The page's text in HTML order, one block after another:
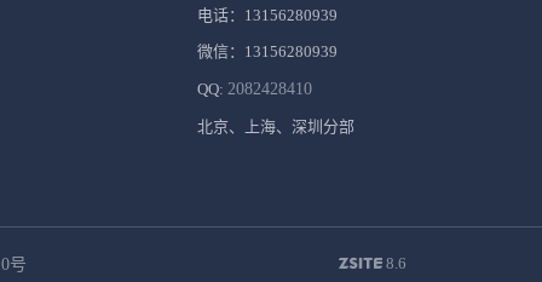
电话：13156280939
微信：13156280939
QQ:2082428410
北京、上海、深圳分部
号
8.6